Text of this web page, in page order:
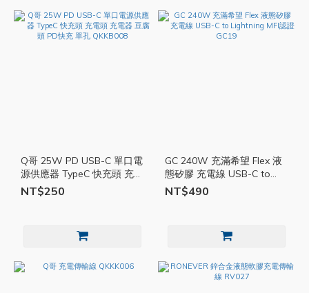
Q哥 25W PD USB-C 單口電
源供應器 TypeC 快充頭 充電
頭 充電器 豆腐頭 PD快充 單
孔 QKKB008
NT$250
GC 240W 充滿希望 Flex 液
態矽膠 充電線 USB-C to
Lightning MFI認證 GC19
NT$490